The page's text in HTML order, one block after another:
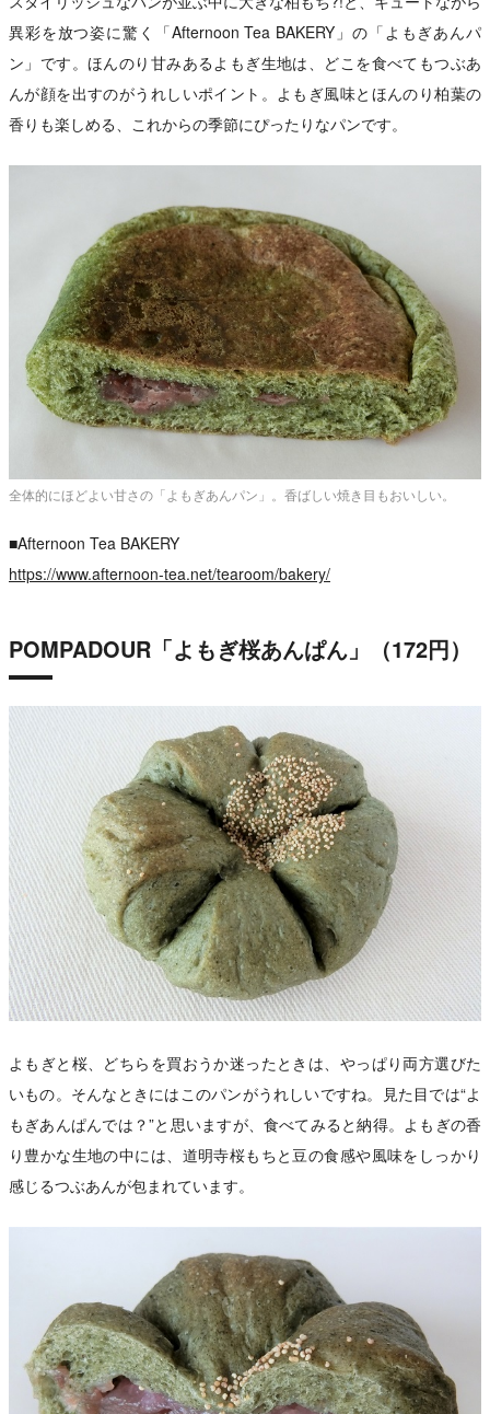
異彩を放つ姿に驚く「Afternoon Tea BAKERY」の「よもぎあんパ
ン」です。ほんのり甘みあるよもぎ生地は、どこを食べてもつぶあ
んが顔を出すのがうれしいポイント。よもぎ風味とほんのり柏葉の
香りも楽しめる、これからの季節にぴったりなパンです。
全体的にほどよい甘さの「よもぎあんパン」。香ばしい焼き目もおいしい。
■Afternoon Tea BAKERY
https://www.afternoon-tea.net/tearoom/bakery/
POMPADOUR「よもぎ桜あんぱん」（172円）
よもぎと桜、どちらを買おうか迷ったときは、やっぱり両方選びた
いもの。そんなときにはこのパンがうれしいですね。見た目では“よ
もぎあんぱんでは？”と思いますが、食べてみると納得。よもぎの香
り豊かな生地の中には、道明寺桜もちと豆の食感や風味をしっかり
感じるつぶあんが包まれています。